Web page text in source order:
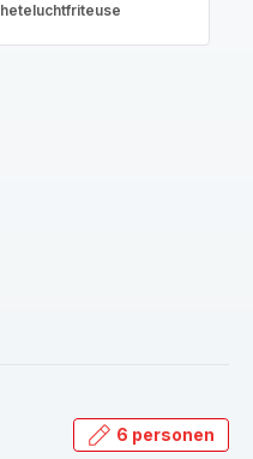
heteluchtfriteuse
6 personen